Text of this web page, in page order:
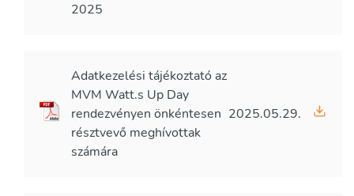
2025
Adatkezelési tájékoztató az
MVM Watt.s Up Day
rendezvényen önkéntesen
résztvevő meghívottak
számára
2025.05.29.